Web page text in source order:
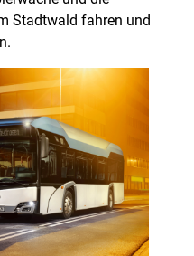
Stadtwald fahren und